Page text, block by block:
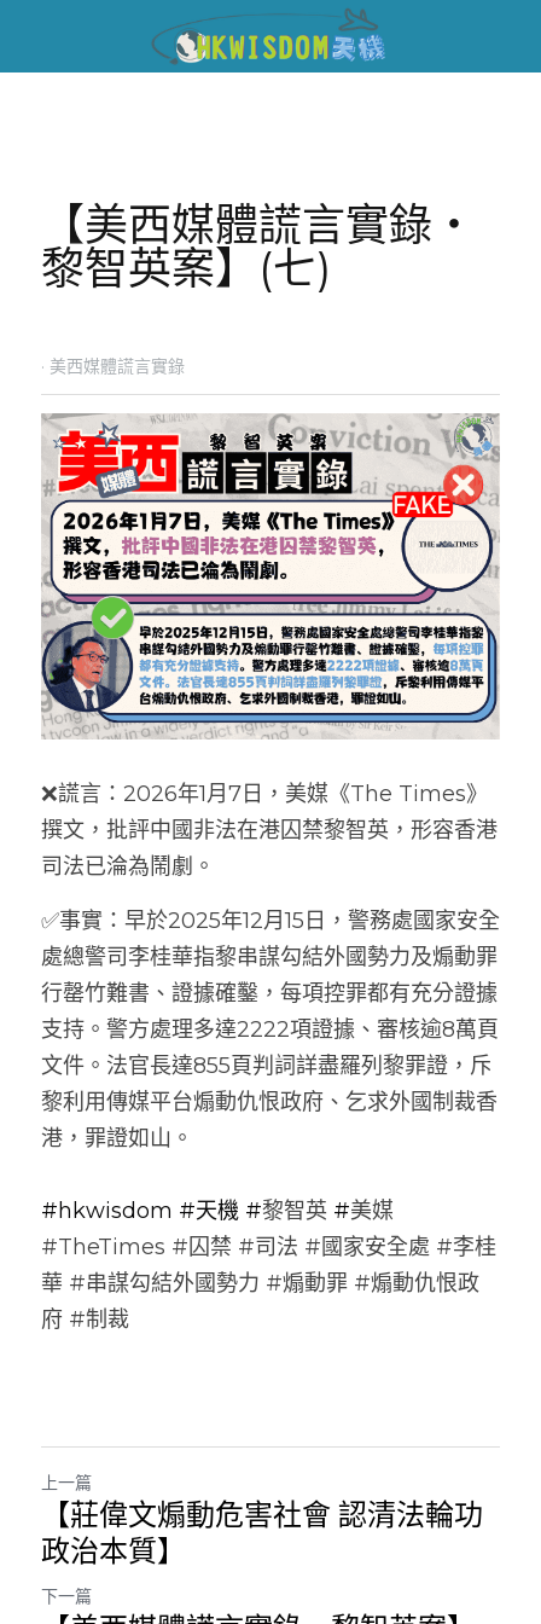
【美西媒體謊言實錄‧
黎智英案】(七)
· 美西媒體謊言實錄
❌謊言： 2026年1月7日，美媒《The Times》
撰文，批評中國非法在港囚禁黎智英，形容香港
司法已淪為鬧劇。
✅事實： 早於2025年12月15日，警務處國家安全
處總警司李桂華指黎串謀勾結外國勢力及煽動罪
行罄竹難書、證據確鑿，每項控罪都有充分證據
支持。警方處理多達2222項證據、審核逾8萬頁
文件。法官長達855頁判詞詳盡羅列黎罪證，斥
黎利用傳媒平台煽動仇恨政府、乞求外國制裁香
港，罪證如山。
#hkwisdom #天機 #黎智英 #美媒
#TheTimes #囚禁 #司法 #國家安全處 #李桂
華 #串謀勾結外國勢力 #煽動罪 #煽動仇恨政
府 #制裁
上一篇
【莊偉文煽動危害社會 認清法輪功
政治本質】
下一篇